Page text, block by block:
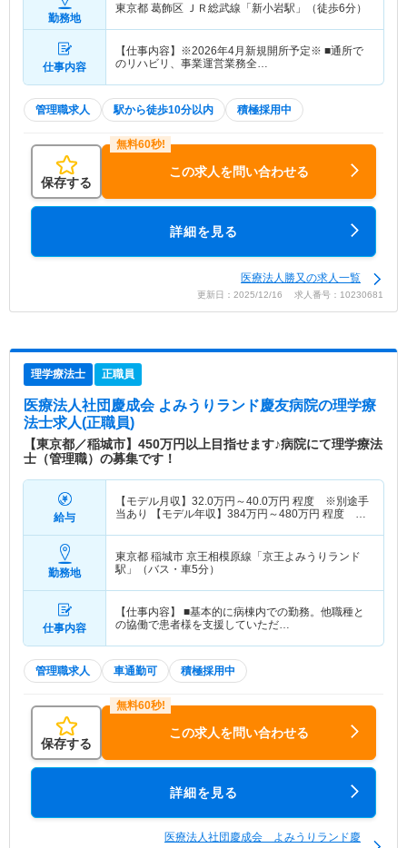
勤務地
東京都 葛飾区 ＪＲ総武線「新小岩駅」（徒歩6分）
仕事内容
【仕事内容】※2026年4月新規開所予定※ ■通所で
のリハビリ、事業運営業務全…
管理職求人 駅から徒歩10分以内 積極採用中
保存する
この求人を問い合わせる
詳細を見る
医療法人勝又の求人一覧
更新日：2025/12/16 求人番号：10230681
理学療法士 正職員
医療法人社団慶成会 よみうりランド慶友病院の理学療
法士求人(正職員)
【東京都／稲城市】450万円以上目指せます♪病院にて理学療法
士（管理職）の募集です！
給与
【モデル月収】 32.0万円～40.0万円 程度 ※別途手
当あり 【モデル年収】 384万円～480万円 程度 基
勤務地
東京都 稲城市 京王相模原線「京王よみうりランド
駅」（バス・車5分）
仕事内容
【仕事内容】 ■基本的に病棟内での勤務。他職種と
の協働で患者様を支援していただ…
管理職求人 車通勤可 積極採用中
保存する
この求人を問い合わせる
詳細を見る
医療法人社団慶成会 よみうりランド慶